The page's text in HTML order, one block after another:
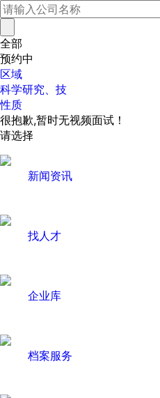
全部
预约中
区域
科学研究、技
性质
很抱歉,暂时无视频面试！
请选择
新闻资讯
找人才
企业库
档案服务